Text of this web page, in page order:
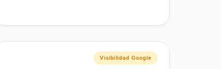
Visibilidad Google